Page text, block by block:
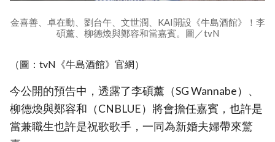
金喜善、卓在勳、劉台午、文世潤、KAI開設《牛島酒館》！李
碩薰、柳德煥與鄭容和當嘉賓。圖／tvN
（圖：tvN《牛島酒館》官網）
今公開的預告中，透露了李碩薰（SG Wannabe）、
柳德煥與鄭容和（CNBLUE）將會擔任嘉賓，也許是
當兼職生也許是祝歌歌手，一同為新婚夫婦帶來驚